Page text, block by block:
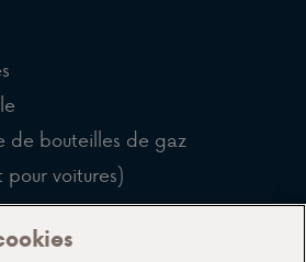
de bouteilles de gaz
pour voitures)